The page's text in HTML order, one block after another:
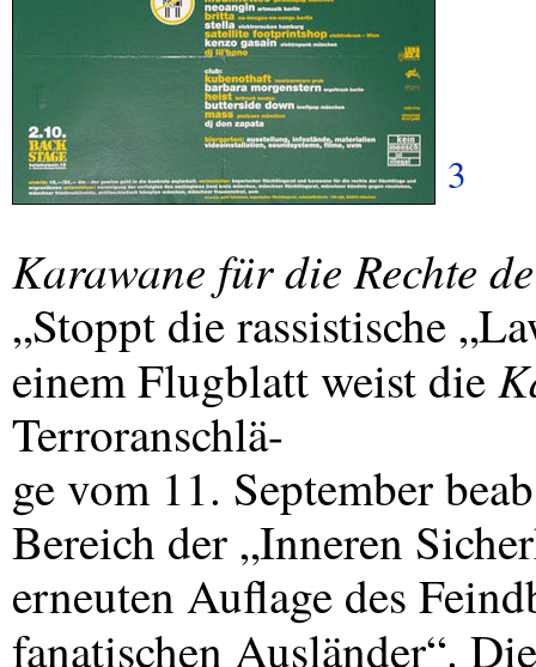
3
Karawane für die Rechte
„Stoppt die rassistische
einem Flugblatt weist die
Terroranschlä-
ge vom 11. September
Bereich der „Inneren
erneuten Auflage des
fanatischen Ausländer“.